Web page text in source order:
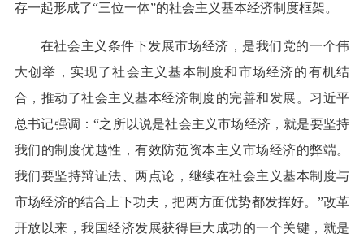
存一起形成了“三位一体”的社会主义基本经济制度框架。
在社会主义条件下发展市场经济，是我们党的一个伟
大创举，实现了社会主义基本制度和市场经济的有机结
合，推动了社会主义基本经济制度的完善和发展。习近平
总书记强调：“之所以说是社会主义市场经济，就是要坚持
我们的制度优越性，有效防范资本主义市场经济的弊端。
我们要坚持辩证法、两点论，继续在社会主义基本制度与
市场经济的结合上下功夫，把两方面优势都发挥好。”改革
开放以来，我国经济发展获得巨大成功的一个关键，就是